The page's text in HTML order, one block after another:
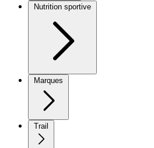
Nutrition sportive
Marques
Trail